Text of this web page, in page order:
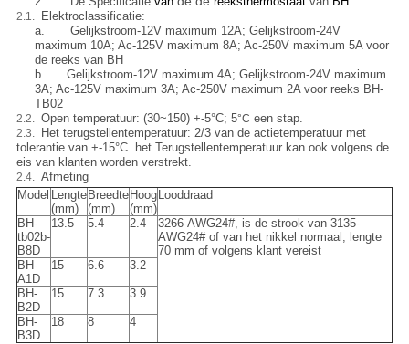
2.1.
Elektroclassificatie:
a. Gelijkstroom-12V maximum 12A; Gelijkstroom-24V
maximum 10A; Ac-125V maximum 8A; Ac-250V maximum 5A voor
de reeks van BH
b. Gelijkstroom-12V maximum 4A; Gelijkstroom-24V maximum
3A; Ac-125V maximum 3A; Ac-250V maximum 2A voor reeks BH-
TB02
2.2. Open temperatuur: (30~150) +-5°C; 5°C een stap.
2.3.
Het terugstellentemperatuur: 2/3 van de actietemperatuur met
tolerantie van +-15°C. het Terugstellentemperatuur kan ook volgens de
eis van klanten worden verstrekt.
2.4. Afmeting
Model Lengte
(mm)
Breedte
(mm)
Hoog
(mm)
Looddraad
BH-
tb02b-
B8D
13.5 5.4 2.4
3266-AWG24#, is de strook van 3135-
AWG24# of van het nikkel normaal, lengte
70 mm of volgens klant vereist
BH-
A1D
15 6.6 3.2
BH-
B2D
15 7.3 3.9
BH-
B3D
18 8 4